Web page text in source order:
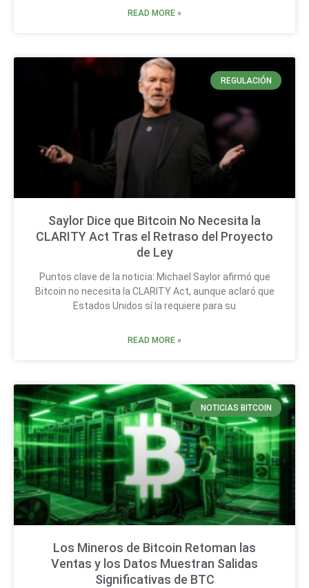
READ MORE »
REGULACIÓN
Saylor Dice que Bitcoin No Necesita la
CLARITY Act Tras el Retraso del Proyecto
de Ley
Puntos clave de la noticia: Michael Saylor afirmó que
Bitcoin no necesita la CLARITY Act, aunque aclaró que
Estados Unidos sí la requiere para su
READ MORE »
NOTICIAS BITCOIN
Los Mineros de Bitcoin Retoman las
Ventas y los Datos Muestran Salidas
Significativas de BTC